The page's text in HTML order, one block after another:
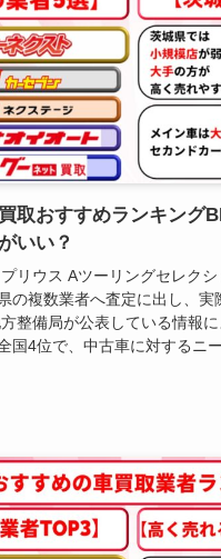
取おすすめランキング
いい？
リウス Aツーリングセレク
の複数業者へ査定に出し、実
整備局が公表している情報
国4位で、中古車に対するニ